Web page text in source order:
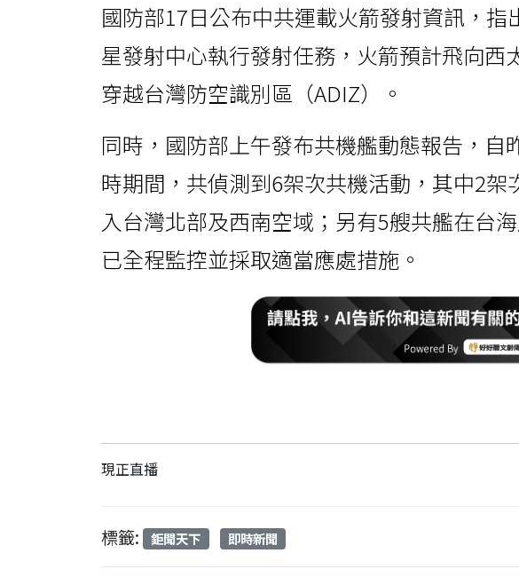
國防部17日公布中共運載火箭發射資訊，指
星發射中心執行發射任務，火箭預計飛向西
穿越台灣防空識別區（ADIZ）。
同時，國防部上午發布共機艦動態報告，自
時期間，共偵測到6架次共機活動，其中2架
入台灣北部及西南空域；另有5艘共艦在台
已全程監控並採取適當應處措施。
現正直播
標籤: 鉅聞天下 即時新聞